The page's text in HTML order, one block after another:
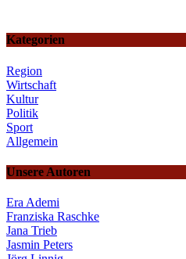
Kategorien
Region
Wirtschaft
Kultur
Politik
Sport
Allgemein
Unsere Autoren
Era Ademi
Franziska Raschke
Jana Trieb
Jasmin Peters